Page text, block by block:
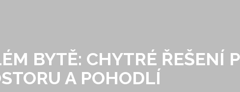
BYTĚ: CHYTRÉ ŘEŠENÍ
A POHODLÍ